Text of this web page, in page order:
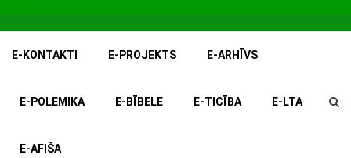
E-KONTAKTI E-PROJEKTS E-ARHĪVS
E-POLEMIKA E-BĪBELE E-TICĪBA E-LTA
E-AFIŠA